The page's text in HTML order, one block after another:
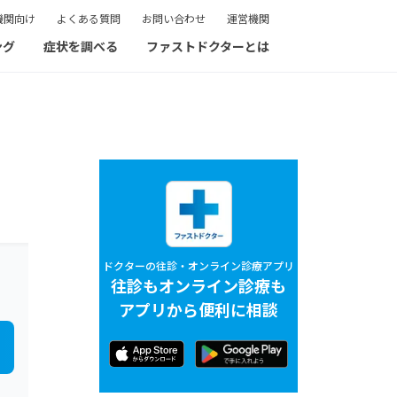
関向け よくある質問 お問い合わせ 運営機関
症状を調べる ファストドクターとは
ドクターの往診・オンライン診療アプリ
往診もオンライン診療も
アプリから便利に相談